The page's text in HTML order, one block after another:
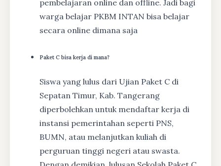
pembelajaran online dan offline. Jadi bagi
warga belajar PKBM INTAN bisa belajar
secara online dimana saja
Paket C bisa kerja di mana?
Siswa yang lulus dari Ujian Paket C di
Sepatan Timur, Kab. Tangerang
diperbolehkan untuk mendaftar kerja di
instansi pemerintahan seperti PNS,
BUMN, atau melanjutkan kuliah di
perguruan tinggi negeri atau swasta.